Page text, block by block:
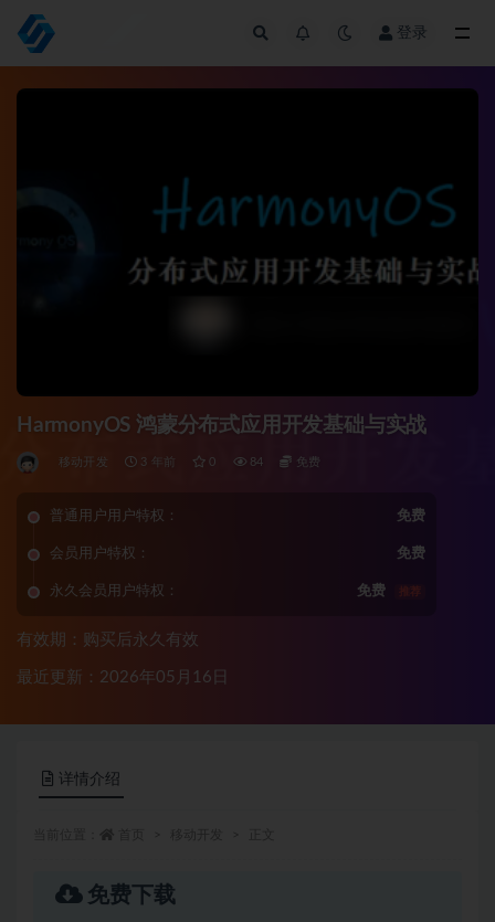
登录
HarmonyOS 鸿蒙分布式应用开发基础与实战
移动开发 3 年前 0 84 免费
普通用户用户特权： 免费
会员用户特权： 免费
永久会员用户特权： 免费 推荐
有效期：购买后永久有效
最近更新：2026年05月16日
详情介绍
免费下载